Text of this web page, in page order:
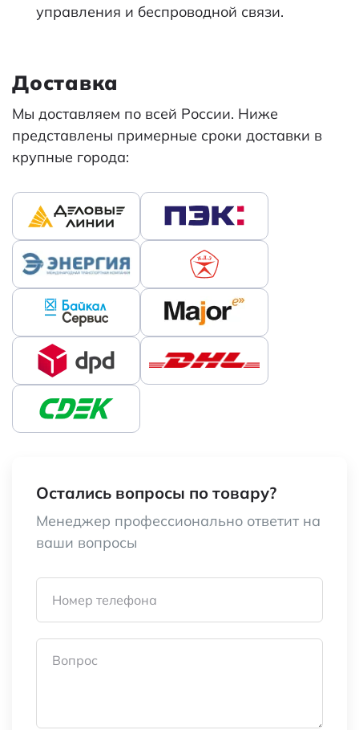
управления и беспроводной связи.
Доставка
Мы доставляем по всей России. Ниже
представлены примерные сроки доставки в
крупные города:
Остались вопросы по товару?
Менеджер профессионально ответит на
ваши вопросы
Номер телефона
Вопрос